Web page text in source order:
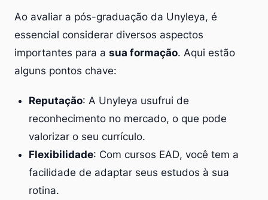
Ao avaliar a pós-graduação da Unyleya, é
essencial considerar diversos aspectos
importantes para a sua formação. Aqui estão
alguns pontos chave:
Reputação: A Unyleya usufrui de
reconhecimento no mercado, o que pode
valorizar o seu currículo.
Flexibilidade: Com cursos EAD, você tem a
facilidade de adaptar seus estudos à sua
rotina.